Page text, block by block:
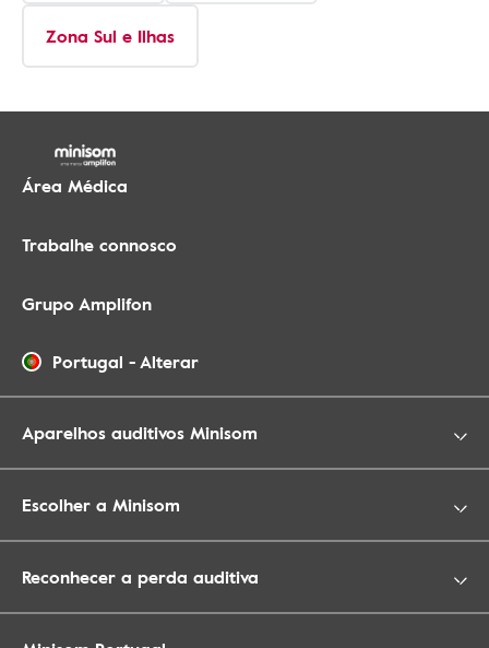
Zona Sul e Ilhas
Área Médica
Trabalhe connosco
Grupo Amplifon
Portugal -Alterar
Aparelhos auditivos Minisom
Escolher a Minisom
Reconhecer a perda auditiva